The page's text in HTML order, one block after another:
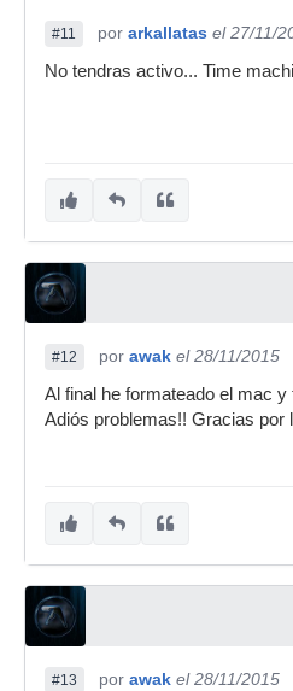
#11 por arkallatas el 27/11/
No tendras activo... Time
#12 por awak el 28/11/2015
Al final he formateado el mac y
Adiós problemas!! Gracias por
#13 por awak el 28/11/2015